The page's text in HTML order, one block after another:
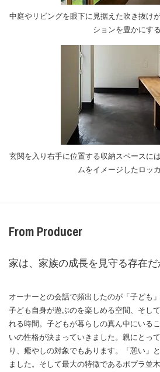
中庭やリビングを眼下に見据えた吹き抜け
ションを豊かにする
玄関を入り右手に位置する収納スペースに
ムをイメージしたロッカ
From Producer
家は、家族の成長を見守る存在だ
オーナーとの会話で頻出したのが「子ども
子ども自身が遊ぶのを楽しめる空間、そし
れる時間。子どもが暮らしの真ん中にいる
いの性格が決まっていきました。親にとっ
り、癒やしの対象でもあります。「憩い」
ました。そして最大の特徴であるポプラ並